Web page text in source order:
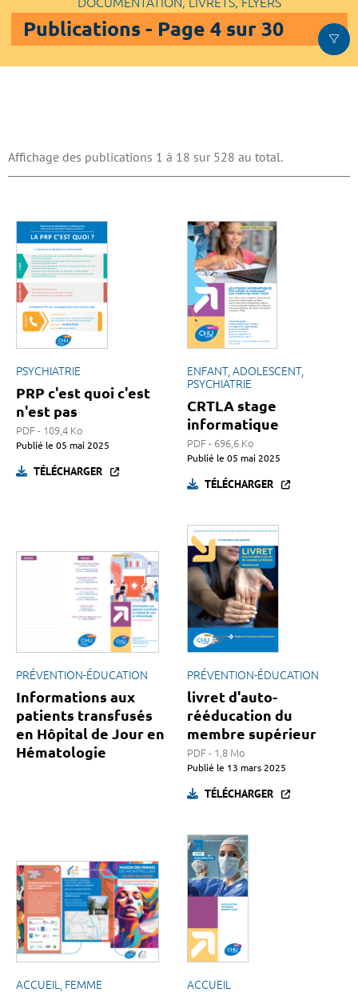
Publications - Page 4 sur 30
Affichage des publications 1 à 18 sur 528 au total.
PSYCHIATRIE
PRP c'est quoi c'est
n'est pas
PDF - 109,4 Ko
Publié le 05 mai 2025
TÉLÉCHARGER
ENFANT, ADOLESCENT,
PSYCHIATRIE
CRTLA stage
informatique
PDF - 696,6 Ko
Publié le 05 mai 2025
TÉLÉCHARGER
PRÉVENTION-ÉDUCATION
Informations aux
patients transfusés
en Hôpital de Jour en
Hématologie
PRÉVENTION-ÉDUCATION
livret d'auto-
rééducation du
membre supérieur
PDF - 1,8 Mo
Publié le 13 mars 2025
TÉLÉCHARGER
ACCUEIL, FEMME ACCUEIL